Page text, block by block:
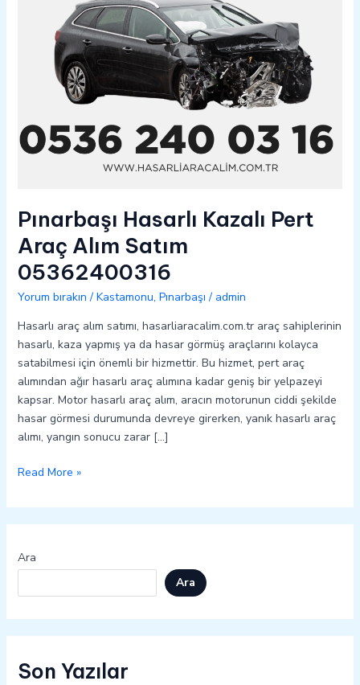
Pınarbaşı Hasarlı Kazalı Pert
Araç Alım Satım
05362400316
Yorum bırakın / Kastamonu, Pınarbaşı / admin
Hasarlı araç alım satımı, hasarliaracalim.com.tr araç sahiplerinin
hasarlı, kaza yapmış ya da hasar görmüş araçlarını kolayca
satabilmesi için önemli bir hizmettir. Bu hizmet, pert araç
alımından ağır hasarlı araç alımına kadar geniş bir yelpazeyi
kapsar. Motor hasarlı araç alım, aracın motorunun ciddi şekilde
hasar görmesi durumunda devreye girerken, yanık hasarlı araç
alımı, yangın sonucu zarar […]
Read More »
Ara
Ara
Son Yazılar